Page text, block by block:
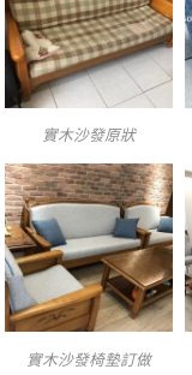
實木沙發原狀
實木沙發椅墊訂做